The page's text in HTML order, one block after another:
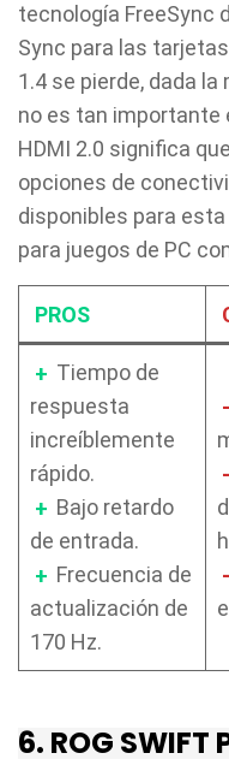
tecnología FreeSync
Sync para las
1.4 se pierde, dada
no es tan importante
HDMI 2.0 significa
opciones de
disponibles para
para juegos de PC
PROS
+ Tiempo de
respuesta
increíblemente
rápido.
+ Bajo retardo
de entrada.
+ Frecuencia de
actualización de
170 Hz.
6. ROG SWIFT